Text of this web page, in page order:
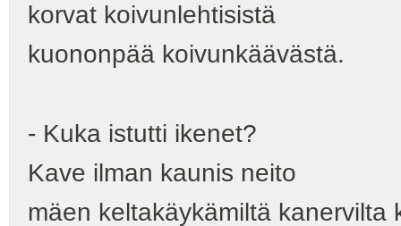
korvat koivunlehtisistä
kuononpää koivunkäävästä.
- Kuka istutti ikenet?
Kave ilman kaunis neito
mäen keltakäykämiltä kanervilta